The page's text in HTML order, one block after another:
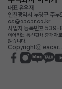
대표 유우재
인천광역시 부평구 주
cs@eacar.co.kr
사업자 등록번호
이어카는 통신판매 중개자
않습니다.
Copyrightⓒ eacar.